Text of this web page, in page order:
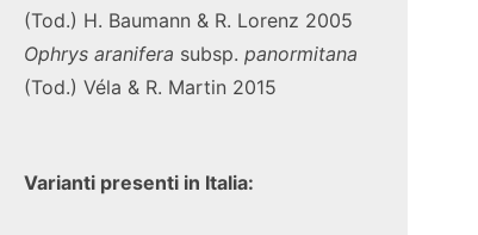
(Tod.) H. Baumann & R. Lorenz 2005
Ophrys aranifera subsp. panormitana
(Tod.) Véla & R. Martin 2015
Varianti presenti in Italia: